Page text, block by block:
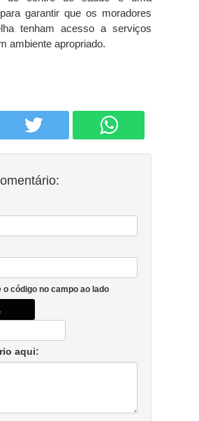
garantir que os moradores
tenham acesso a serviços
ambiente apropriado.
o código no campo ao lado
aqui: